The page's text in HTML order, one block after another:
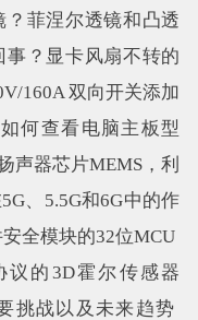
菲涅尔透镜和凸透
事？显卡风扇不转的
160A 双向开关添加
何查看电脑主板型
声器芯片MEMS，利
、5.5G和6G中的作
全模块的32位MCU
议的3D霍尔传感器
挑战以及未来趋势